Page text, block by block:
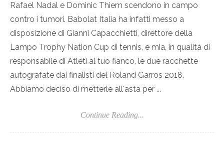
Rafael Nadal e Dominic Thiem scendono in campo
contro i tumori. Babolat Italia ha infatti messo a
disposizione di Gianni Capacchietti, direttore della
Lampo Trophy Nation Cup di tennis, e mia, in qualità di
responsabile di Atleti al tuo fianco, le due racchette
autografate dai finalisti del Roland Garros 2018.
Abbiamo deciso di metterle all'asta per ...
Continue Reading...